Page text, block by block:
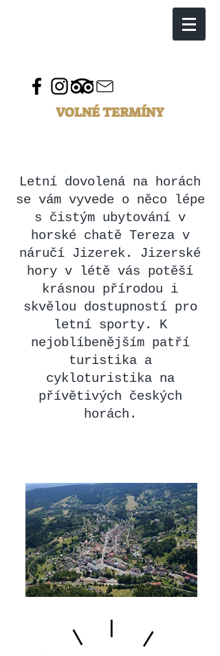
VOLNÉ TERMÍNY
Letní dovolená na horách
se vám vyvede o něco lépe
s čistým ubytování v
horské chatě Tereza v
náručí Jizerek. Jizerské
hory v létě vás potěší
krásnou přírodou i
skvělou dostupností pro
letní sporty. K
nejoblíbenějším patří
turistika a
cykloturistika na
přívětivých českých
horách.